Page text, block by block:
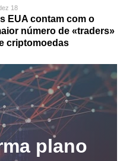
18
EUA contam com o
número de «traders»
criptomoedas
plano